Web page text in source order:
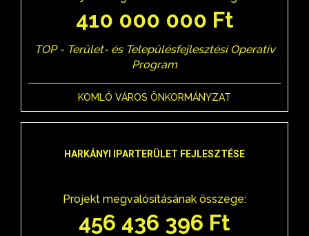
410 000 000 Ft
TOP - Terület- és Településfejlesztési Operatív
Program
KOMLÓ VÁROS ÖNKORMÁNYZAT
HARKÁNYI IPARTERÜLET FEJLESZTÉSE
Projekt megvalósításának összege:
456 436 396 Ft